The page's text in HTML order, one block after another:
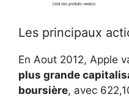
Les principaux
En Aout 2012, Apple
plus grande
boursière, avec